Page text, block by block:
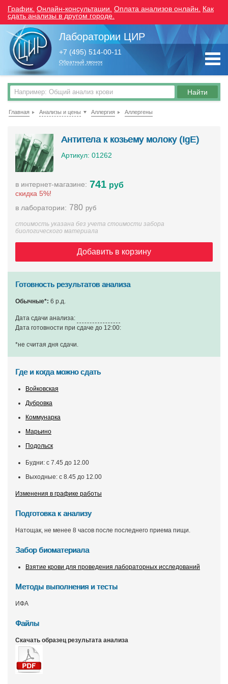
График. Онлайн-консультации. Оплата анализов онлайн.
Как
сдать анализы в другом городе.
Лаборатории ЦИР
+7 (495) 514-00-11
Обратный звонок
Главная Анализы и цены Аллергия Аллергены
Антитела к козьему молоку (IgE)
Артикул: 01262
в интернет-магазине:
скидка 5%!
741 руб
в лаборатории: 780 руб
стоимость указана без учета стоимости забора
биологического материала
Добавить в корзину
Готовность результатов анализа
Обычные*: 6 р.д.
Дата сдачи анализа:
Дата готовности при сдаче до 12:00:
*не считая дня сдачи.
Где и когда можно сдать
Войковская
Дубровка
Коммунарка
Марьино
Подольск
Будни: с 7.45 до 12.00
Выходные: с 8.45 до 12.00
Изменения в графике работы
Подготовка к анализу
Натощак, не менее 8 часов после последнего приема пищи.
Забор биоматериала
Взятие крови для проведения лабораторных исследований
Методы выполнения и тесты
ИФА
Файлы
Скачать образец результата анализа